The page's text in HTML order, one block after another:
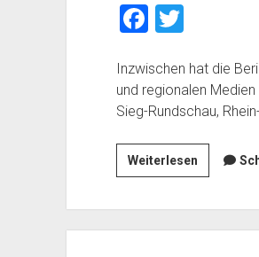
F
c
e
o
o
k
T
tt
er
Inzwischen hat die
und regionalen
Sieg-Rundschau,
WeiterlesenWeitere